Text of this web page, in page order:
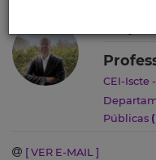
CEI-Iscte
Públicas
[ VER E-MAIL ]